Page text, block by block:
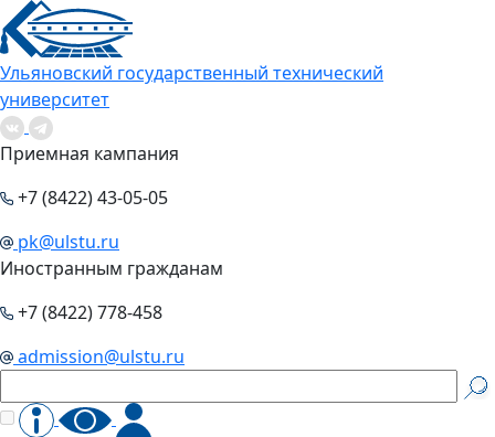
Ульяновский государственный технический
университет
Приемная кампания
+7 (8422) 43-05-05
pk@ulstu.ru
Иностранным гражданам
+7 (8422) 778-458
admission@ulstu.ru